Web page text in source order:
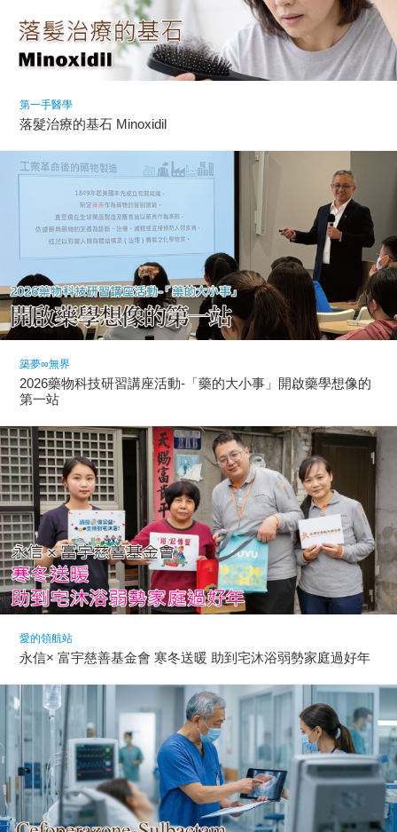
第一手醫學
落髮治療的基石 Minoxidil
築夢∞無界
2026藥物科技研習講座活動-「藥的大小事」開啟藥學想像的
第一站
愛的領航站
永信× 富宇慈善基金會 寒冬送暖 助到宅沐浴弱勢家庭過好年